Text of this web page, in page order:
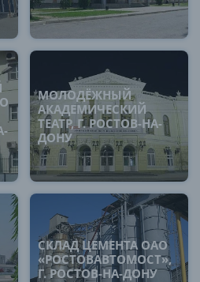
МОЛОДЁЖНЫЙ
АКАДЕМИЧЕСКИЙ
ТЕАТР, Г. РОСТОВ-НА-
ДОНУ
СКЛАД ЦЕМЕНТА ОАО
«РОСТОВАВТОМОСТ»,
Г. РОСТОВ-НА-ДОНУ